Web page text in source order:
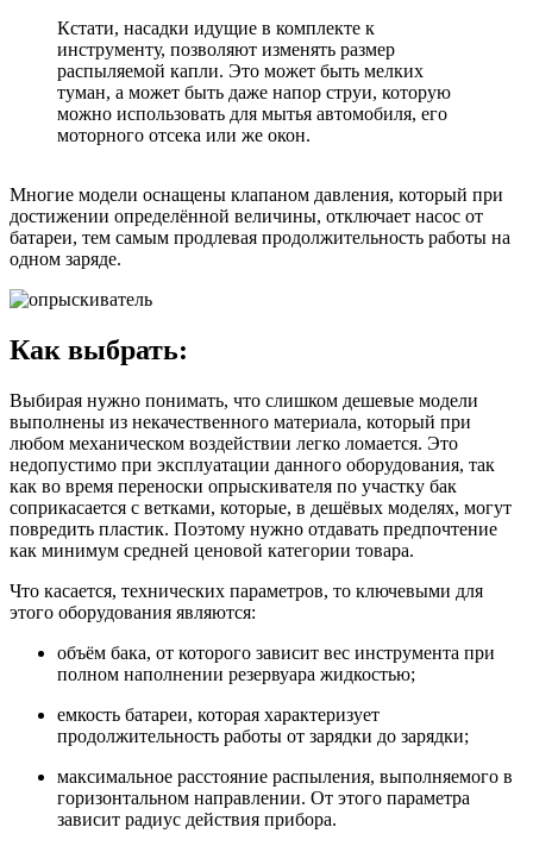
Кстати, насадки идущие в комплекте к
инструменту, позволяют изменять размер
распыляемой капли. Это может быть мелких
туман, а может быть даже напор струи, которую
можно использовать для мытья автомобиля, его
моторного отсека или же окон.
Многие модели оснащены клапаном давления, который при
достижении определённой величины, отключает насос от
батареи, тем самым продлевая продолжительность работы на
одном заряде.
Как выбрать:
Выбирая нужно понимать, что слишком дешевые модели
выполнены из некачественного материала, который при
любом механическом воздействии легко ломается. Это
недопустимо при эксплуатации данного оборудования, так
как во время переноски опрыскивателя по участку бак
соприкасается с ветками, которые, в дешёвых моделях, могут
повредить пластик. Поэтому нужно отдавать предпочтение
как минимум средней ценовой категории товара.
Что касается, технических параметров, то ключевыми для
этого оборудования являются:
объём бака, от которого зависит вес инструмента при
полном наполнении резервуара жидкостью;
емкость батареи, которая характеризует
продолжительность работы от зарядки до зарядки;
максимальное расстояние распыления, выполняемого в
горизонтальном направлении. От этого параметра
зависит радиус действия прибора.